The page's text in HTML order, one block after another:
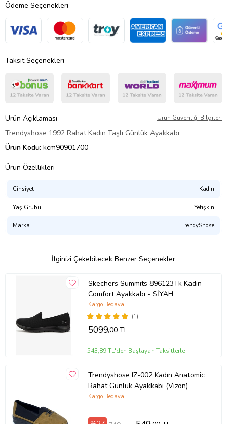
Ödeme Seçenekleri
Taksit Seçenekleri
Ürün Açıklaması Ürün Güvenliği Bilgileri
Trendyshose 1992 Rahat Kadın Taşlı Günlük Ayakkabı
Ürün Kodu: kcm90901700
Ürün Özellikleri
Cinsiyet Kadın
Yaş Grubu Yetişkin
Marka TrendyShose
İlginizi Çekebilecek Benzer Seçenekler
Skechers Summıts 896123Tk Kadın
Comfort Ayakkabı - SİYAH
(1)
Kargo Bedava
5099,00 TL
543,89 TL'den Başlayan Taksitlerle
Trendyshose IZ-002 Kadın Anatomic
Rahat Günlük Ayakkabı (Vizon)
Kargo Bedava